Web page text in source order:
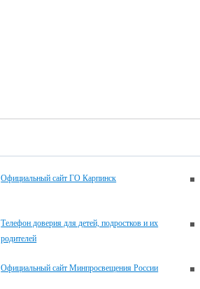
Официальный сайт ГО Карпинск
Телефон доверия для детей, подростков и их
родителей
Официальный сайт Минпросвещения России